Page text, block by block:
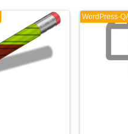
WordPress-